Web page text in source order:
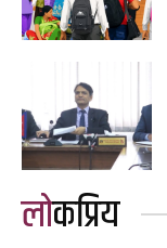
लोकप्रिय